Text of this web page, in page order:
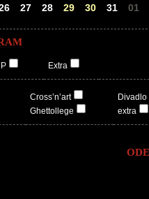
27 28 29 30 31 01
Extra
Cross’n’art
Ghettollege
Divadlo
extra